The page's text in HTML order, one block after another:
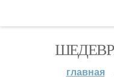
главная